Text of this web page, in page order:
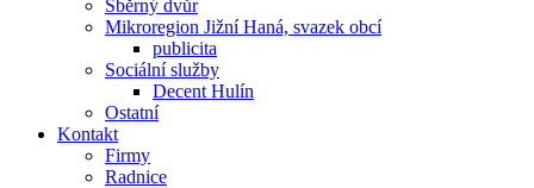
Sběrný dvůr
Mikroregion Jižní Haná, svazek obcí
publicita
Sociální služby
Decent Hulín
Ostatní
Kontakt
Firmy
Radnice